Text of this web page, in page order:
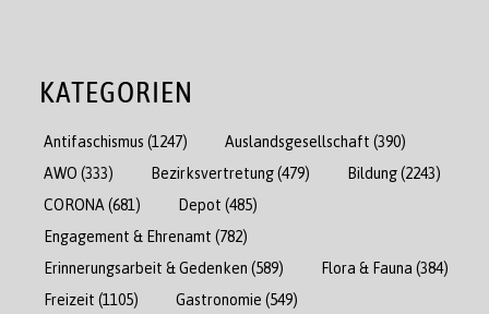
KATEGORIEN
Antifaschismus (1247) Auslandsgesellschaft (390)
AWO (333) Bezirksvertretung(479) Bildung(2243)
CORONA (681) Depot (485)
Engagement & Ehrenamt (782)
Erinnerungsarbeit & Gedenken (589) Flora & Fauna (384)
Freizeit (1105) Gastronomie (549)